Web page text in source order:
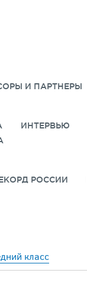
И ПАРТНЕРЫ
ИНТЕРВЬЮ
РОССИИ
класс